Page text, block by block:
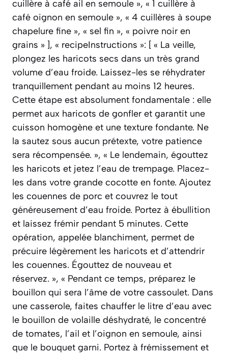
cuillère à café ail en semoule », « 1 cuillère à
café oignon en semoule », « 4 cuillères à soupe
chapelure fine », « sel fin », « poivre noir en
grains » ], « recipeInstructions »: [ « La veille,
plongez les haricots secs dans un très grand
volume d’eau froide. Laissez-les se réhydrater
tranquillement pendant au moins 12 heures.
Cette étape est absolument fondamentale : elle
permet aux haricots de gonfler et garantit une
cuisson homogène et une texture fondante. Ne
la sautez sous aucun prétexte, votre patience
sera récompensée. », « Le lendemain, égouttez
les haricots et jetez l’eau de trempage. Placez-
les dans votre grande cocotte en fonte. Ajoutez
les couennes de porc et couvrez le tout
généreusement d’eau froide. Portez à ébullition
et laissez frémir pendant 5 minutes. Cette
opération, appelée blanchiment, permet de
précuire légèrement les haricots et d’attendrir
les couennes. Égouttez de nouveau et
réservez. », « Pendant ce temps, préparez le
bouillon qui sera l’âme de votre cassoulet. Dans
une casserole, faites chauffer le litre d’eau avec
le bouillon de volaille déshydraté, le concentré
de tomates, l’ail et l’oignon en semoule, ainsi
que le bouquet garni. Portez à frémissement et